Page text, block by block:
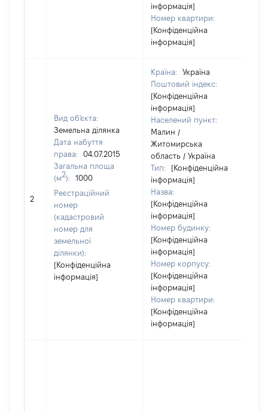
інформація]
Номер квартири:
[Конфіденційна
інформація]
2
Вид об'єкта:
Земельна ділянка
Дата набуття
права:
04.07.2015
Загальна площа
(м2):
1000
Реєстраційний
номер
(кадастровий
номер для
земельної
ділянки):
[Конфіденційна
інформація]
Країна:
Україна
Поштовий індекс:
[Конфіденційна
інформація]
Населений пункт:
Малин /
Житомирська
область / Україна
Тип:
[Конфіденційна
інформація]
Назва:
[Конфіденційна
інформація]
Номер будинку:
[Конфіденційна
інформація]
Номер корпусу:
[Конфіденційна
інформація]
Номер квартири:
[Конфіденційна
інформація]